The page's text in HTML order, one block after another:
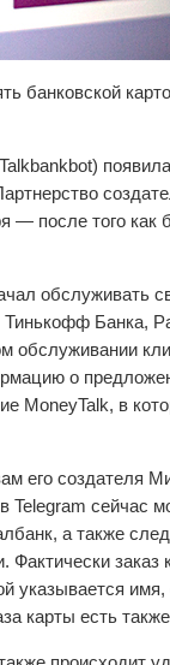
банковской
— после того
обслуживать
Банка,
о
MoneyTalk, в
его создателя
сейчас
а также
указывается
карты есть